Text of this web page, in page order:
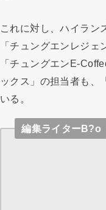
これに対し、ハイラン
「チュングエンレジ
「チュングエンE-
ックス」の担当者も、
いる。
編集ライターB?o